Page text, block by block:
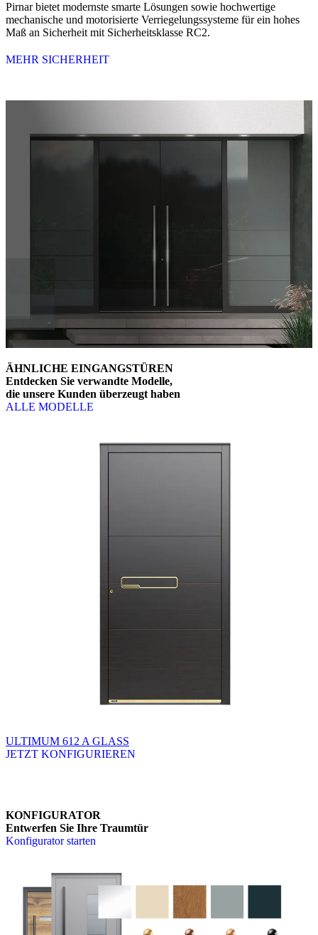
Pirnar bietet modernste smarte Lösungen sowie hochwertige
mechanische und motorisierte Verriegelungssysteme für ein hohes
Maß an Sicherheit mit Sicherheitsklasse RC2.
MEHR SICHERHEIT
ÄHNLICHE EINGANGSTÜREN
Entdecken Sie verwandte Modelle,
die unsere Kunden überzeugt haben
ALLE MODELLE
ULTIMUM 612 A GLASS
JETZT KONFIGURIEREN
KONFIGURATOR
Entwerfen Sie Ihre Traumtür
Konfigurator starten